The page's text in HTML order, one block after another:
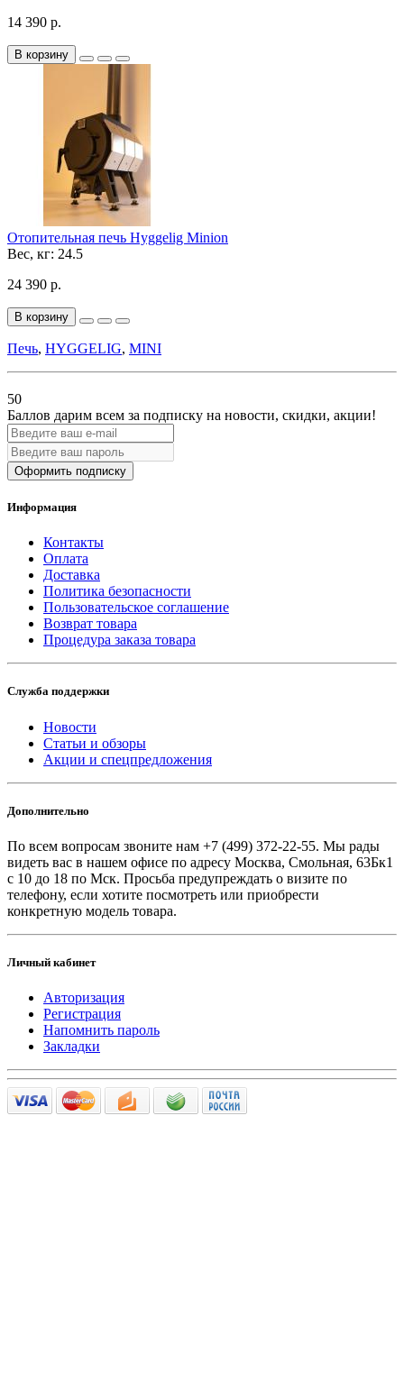
14 390 р.
В корзину
Отопительная печь Hyggelig Minion
Вес, кг: 24.5
24 390 р.
В корзину
Печь, HYGGELIG, MINI
50
Баллов дарим всем за подписку на новости, скидки, акции!
Оформить подписку
Информация
Контакты
Оплата
Доставка
Политика безопасности
Пользовательское соглашение
Возврат товара
Процедура заказа товара
Служба поддержки
Новости
Статьи и обзоры
Акции и спецпредложения
Дополнительно
По всем вопросам звоните нам +7 (499) 372-22-55. Мы рады
видеть вас в нашем офисе по адресу Москва, Смольная, 63Бк1
с 10 до 18 по Мск. Просьба предупреждать о визите по
телефону, если хотите посмотреть или приобрести
конкретную модель товара.
Личный кабинет
Авторизация
Регистрация
Напомнить пароль
Закладки